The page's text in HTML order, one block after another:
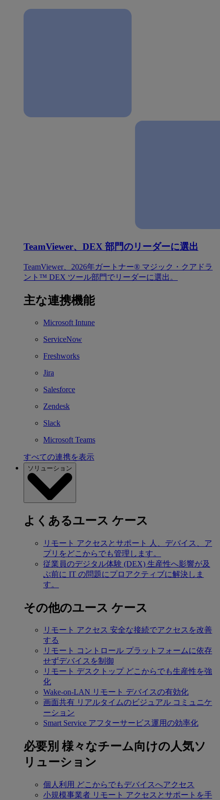
TeamViewer、DEX 部門のリーダーに選出
TeamViewer、2026年ガートナー® マジック・クアドラ
ント™ DEX ツール部門でリーダーに選出。
主な連携機能
Microsoft Intune
ServiceNow
Freshworks
Jira
Salesforce
Zendesk
Slack
Microsoft Teams
すべての連携を表示
ソリューション
よくあるユース ケース
リモート アクセスとサポート
人、デバイス、ア
プリをどこからでも管理します。
従業員のデジタル体験 (DEX) 生産性へ影響が及
ぶ前に IT の問題にプロアクティブに解決しま
す。
その他のユース ケース
リモート アクセス 安全な接続でアクセスを改善
する
リモート コントロール プラットフォームに依存
せずデバイスを制御
リモート デスクトップ どこからでも生産性を強
化
Wake-on-LAN リモート デバイスの有効化
画面共有 リアルタイムのビジュアル コミュニケ
ーション
Smart Service アフターサービス運用の効率化
必要別 様々なチーム向けの人気ソ
リューション
個人利用 どこからでもデバイスへアクセス
小規模事業者 リモート アクセスとサポートを手